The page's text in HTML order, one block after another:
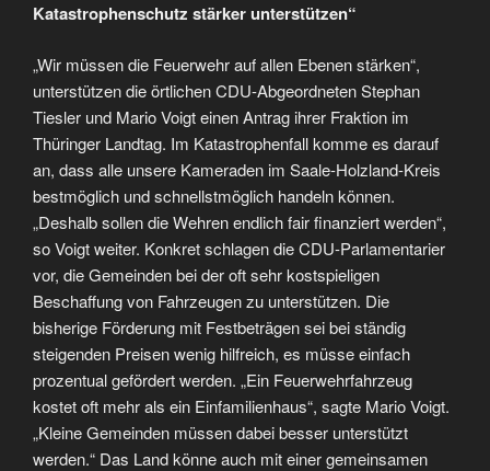
Katastrophenschutz stärker unterstützen“
„Wir müssen die Feuerwehr auf allen Ebenen stärken“,
unterstützen die örtlichen CDU-Abgeordneten Stephan
Tiesler und Mario Voigt einen Antrag ihrer Fraktion im
Thüringer Landtag. Im Katastrophenfall komme es darauf
an, dass alle unsere Kameraden im Saale-Holzland-Kreis
bestmöglich und schnellstmöglich handeln können.
„Deshalb sollen die Wehren endlich fair finanziert werden“,
so Voigt weiter. Konkret schlagen die CDU-Parlamentarier
vor, die Gemeinden bei der oft sehr kostspieligen
Beschaffung von Fahrzeugen zu unterstützen. Die
bisherige Förderung mit Festbeträgen sei bei ständig
steigenden Preisen wenig hilfreich, es müsse einfach
prozentual gefördert werden. „Ein Feuerwehrfahrzeug
kostet oft mehr als ein Einfamilienhaus“, sagte Mario Voigt.
„Kleine Gemeinden müssen dabei besser unterstützt
werden.“ Das Land könne auch mit einer gemeinsamen